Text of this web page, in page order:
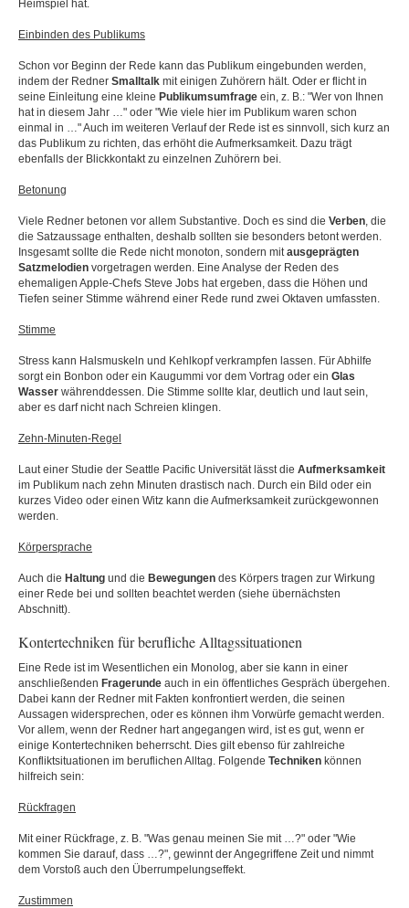
Heimspiel hat.
Einbinden des Publikums
Schon vor Beginn der Rede kann das Publikum eingebunden werden,
indem der Redner Smalltalk mit einigen Zuhörern hält. Oder er flicht in
seine Einleitung eine kleine Publikumsumfrage ein, z. B.: "Wer von Ihnen
hat in diesem Jahr …" oder "Wie viele hier im Publikum waren schon
einmal in …" Auch im weiteren Verlauf der Rede ist es sinnvoll, sich kurz an
das Publikum zu richten, das erhöht die Aufmerksamkeit. Dazu trägt
ebenfalls der Blickkontakt zu einzelnen Zuhörern bei.
Betonung
Viele Redner betonen vor allem Substantive. Doch es sind die Verben, die
die Satzaussage enthalten, deshalb sollten sie besonders betont werden.
Insgesamt sollte die Rede nicht monoton, sondern mitausgeprägten
Satzmelodien vorgetragen werden. Eine Analyse der Reden des
ehemaligen Apple-Chefs Steve Jobs hat ergeben, dass die Höhen und
Tiefen seiner Stimme während einer Rede rund zwei Oktaven umfassten.
Stimme
Stress kann Halsmuskeln und Kehlkopf verkrampfen lassen. Für Abhilfe
sorgt ein Bonbon oder ein Kaugummi vor dem Vortrag oder ein Glas
Wasser währenddessen. Die Stimme sollte klar, deutlich und laut sein,
aber es darf nicht nach Schreien klingen.
Zehn-Minuten-Regel
Laut einer Studie der Seattle Pacific Universität lässt die Aufmerksamkeit
im Publikum nach zehn Minuten drastisch nach. Durch ein Bild oder ein
kurzes Video oder einen Witz kann die Aufmerksamkeit zurückgewonnen
werden.
Körpersprache
Auch die Haltung und die Bewegungen des Körpers tragen zur Wirkung
einer Rede bei und sollten beachtet werden (siehe übernächsten
Abschnitt).
Kontertechniken für berufliche Alltagssituationen
Eine Rede ist im Wesentlichen ein Monolog, aber sie kann in einer
anschließenden Fragerunde auch in ein öffentliches Gespräch übergehen.
Dabei kann der Redner mit Fakten konfrontiert werden, die seinen
Aussagen widersprechen, oder es können ihm Vorwürfe gemacht werden.
Vor allem, wenn der Redner hart angegangen wird, ist es gut, wenn er
einige Kontertechniken beherrscht. Dies gilt ebenso für zahlreiche
Konfliktsituationen im beruflichen Alltag. Folgende Techniken können
hilfreich sein:
Rückfragen
Mit einer Rückfrage, z. B. "Was genau meinen Sie mit …?" oder "Wie
kommen Sie darauf, dass …?", gewinnt der Angegriffene Zeit und nimmt
dem Vorstoß auch den Überrumpelungseffekt.
Zustimmen